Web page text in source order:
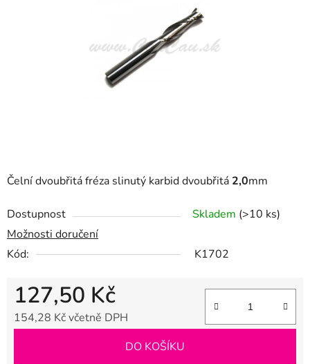
Čelní dvoubřitá fréza slinutý karbid dvoubřitá 2,0mm
Dostupnost Skladem (>10 ks)
Možnosti doručení
Kód:
K1702
127,50 Kč
154,28 Kč včetně DPH
DO KOŠÍKU